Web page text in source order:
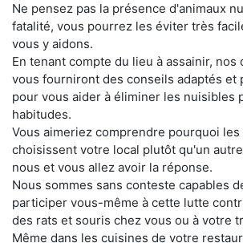
Ne pensez pas la présence d'animaux
fatalité, vous pourrez les éviter très
vous y aidons.
En tenant compte du lieu à assainir, nos
vous fourniront des conseils adaptés et
pour vous aider à éliminer les nuisibles
habitudes.
Vous aimeriez comprendre pourquoi
choisissent votre local plutôt qu'un
nous et vous allez avoir la réponse.
Nous sommes sans conteste capables
participer vous-même à cette lutte
des rats et souris chez vous ou à votre
Même dans les cuisines de votre